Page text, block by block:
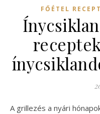
FŐÉTEL
A grillezés a nyári hónapok egyik legkedveltebb szabadidős